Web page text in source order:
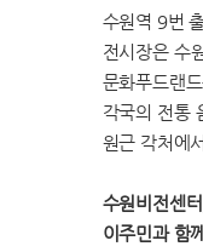
수원역 9번
전시장은 수
문화푸드랜
각국의 전통
원근 각처에
수원비전센터,
이주민과 함